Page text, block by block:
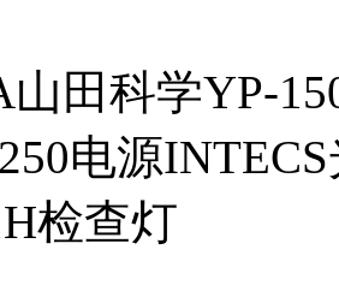
田科学YP-
电源
检查灯